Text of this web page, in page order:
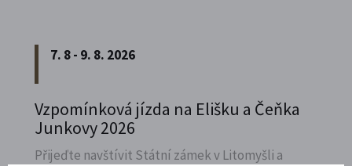
7. 8 - 9. 8. 2026
Vzpomínková jízda na Elišku a Čeňka
Junkovy 2026
Přijeďte navštívit Státní zámek v Litomyšli a